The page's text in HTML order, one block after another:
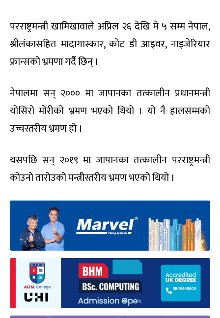
परराष्ट्रमन्त्री खामिखावाले अप्रिल २६ देखि मे ५ सम्म नेपाल,
श्रीलंकासहित मादागास्कार, कोट डी आइवर, नाइजेरियार
फ्रान्सको भ्रमणा गर्दै छिन् ।
नेपालमा सन् २००० मा जापानका तत्कालीन प्रधानमन्त्री
योसिरो मोरीको भ्रमण भएको थियो । यो नै हालसम्मको
उच्चस्तरीय भ्रमण हो ।
यसपछि सन् २०१९ मा जापानका तत्कालीन परराष्ट्रमन्त्री
कोउनो तारोउको मन्त्रीस्तरीय भ्रमण भएको थियो ।